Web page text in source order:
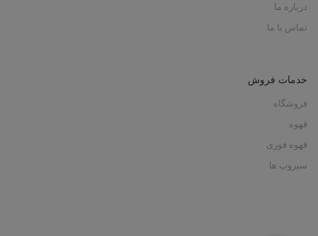
درباره ما
تماس با ما
خدمات فروش
فروشگاه
قهوه
قهوه فوری
سیروپ ها